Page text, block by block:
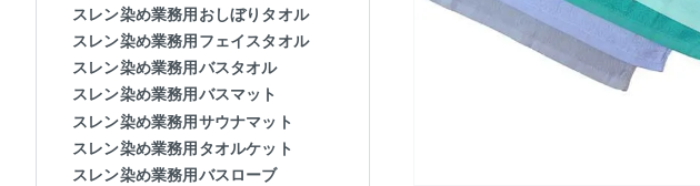
スレン染め業務用おしぼりタオル
スレン染め業務用フェイスタオル
スレン染め業務用バスタオル
スレン染め業務用バスマット
スレン染め業務用サウナマット
スレン染め業務用タオルケット
スレン染め業務用バスローブ